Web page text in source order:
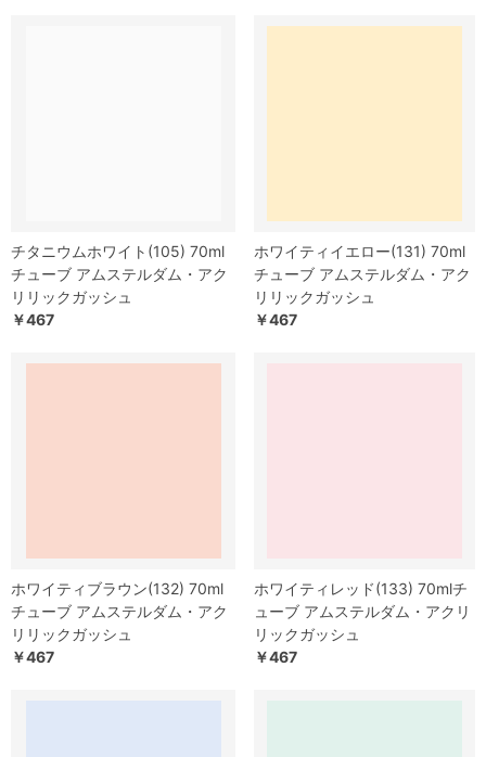
チタニウムホワイト(105) 70ml
チューブ アムステルダム・アク
リリックガッシュ
￥467
ホワイティイエロー(131) 70ml
チューブ アムステルダム・アク
リリックガッシュ
￥467
ホワイティブラウン(132) 70ml
チューブ アムステルダム・アク
リリックガッシュ
￥467
ホワイティレッド(133) 70mlチ
ューブ アムステルダム・アクリ
リックガッシュ
￥467